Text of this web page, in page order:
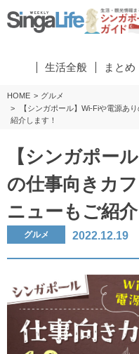
生活全般 まとめ
HOME
グルメ
【シンガポール】Wi-Fiや電源あ
紹介します！
【シンガポー
の仕事向きカ
ニューもご紹
グルメ 2022.12.19